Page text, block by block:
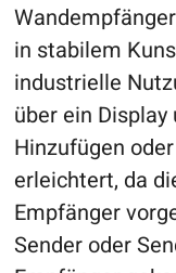
in stabilem
industrielle
über ein
Hinzufügen
erleichtert, da
Empfänger
Sender oder